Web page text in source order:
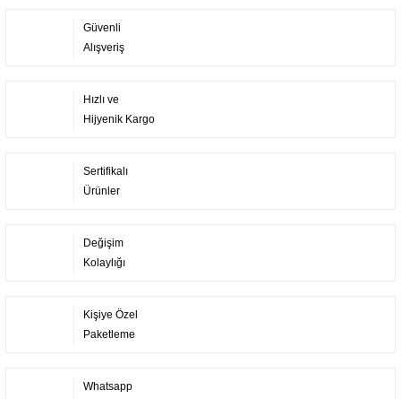
Güvenli
Alışveriş
Hızlı ve
Hijyenik Kargo
Sertifikalı
Ürünler
Değişim
Kolaylığı
Kişiye Özel
Paketleme
Whatsapp